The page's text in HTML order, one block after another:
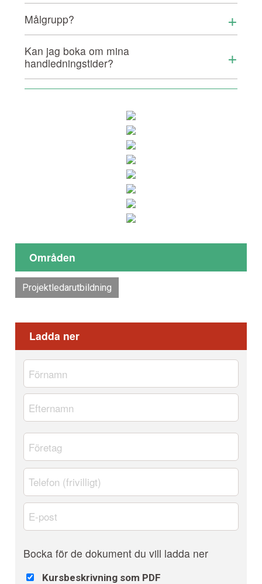
Målgrupp? +
Kan jag boka om mina
handledningstider?
+
Områden
Projektledarutbildning
Ladda ner
Namn *
Förnamn
Efternamn
Företag *
Telefon
E-
post *
Bocka för de dokument du vill ladda ner
Kursbeskrivning som PDF